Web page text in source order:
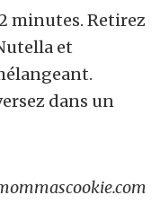
minutes. Retirez
et
dans un